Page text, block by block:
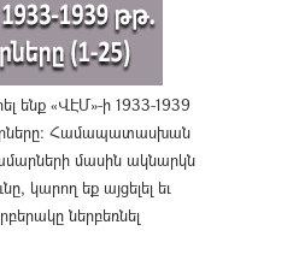
ենք «ՎԷՄ»-ի 1933-1939
Համապատասխան
մասին ակնարկն
կարող եք այցելել եւ
ներբեռնել